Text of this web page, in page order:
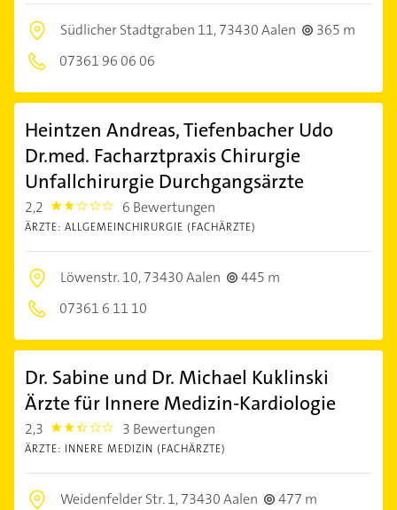
Südlicher Stadtgraben 11,73430 Aalen
365 m
07361 96 06 06
Heintzen Andreas, Tiefenbacher Udo
Dr.med. Facharztpraxis Chirurgie
Unfallchirurgie Durchgangsärzte
2,2 2.2 6 Bewertungen
ÄRZTE: ALLGEMEINCHIRURGIE (FACHÄRZTE)
Löwenstr. 10,73430 Aalen
445 m
07361 6 11 10
Dr. Sabine und Dr. Michael Kuklinski
Ärzte für Innere Medizin-Kardiologie
2,3 2.3 3 Bewertungen
ÄRZTE: INNERE MEDIZIN (FACHÄRZTE)
Weidenfelder Str. 1,73430 Aalen
477 m